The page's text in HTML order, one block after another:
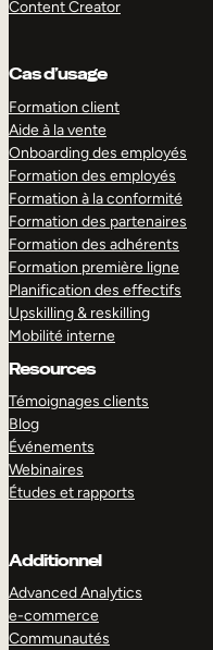
Content Creator
Cas d’usage
Formation client
Aide à la vente
Onboarding des employés
Formation des employés
Formation à la conformité
Formation des partenaires
Formation des adhérents
Formation première ligne
Planification des effectifs
Upskilling & reskilling
Mobilité interne
Resources
Témoignages clients
Blog
Événements
Webinaires
Études et rapports
Additionnel
Advanced Analytics
e-commerce
Communautés